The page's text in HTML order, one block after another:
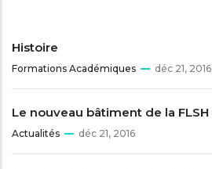
Histoire
Formations Académiques déc 21, 2016
Le nouveau bâtiment de la FLSH
Actualités déc 21, 2016